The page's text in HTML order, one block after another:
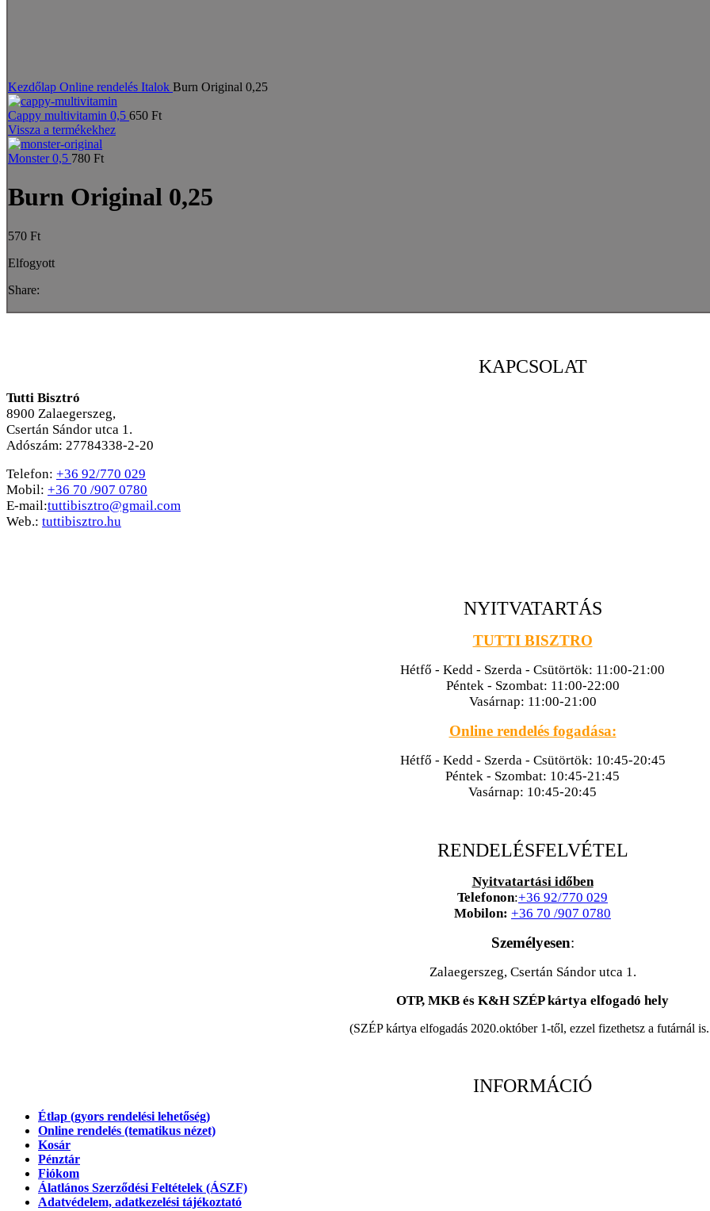
Kezdőlap Online rendelés Italok Burn Original 0,25
Cappy multivitamin 0,5 650 Ft
Vissza a termékekhez
Monster 0,5 780 Ft
Burn Original 0,25
570 Ft
Elfogyott
Share:
KAPCSOLAT
Tutti Bisztró
8900 Zalaegerszeg,
Csertán Sándor utca 1.
Adószám: 27784338-2-20
Telefon: +36 92/770 029
Mobil: +36 70 /907 0780
E-mail:tuttibisztro@gmail.com
Web.: tuttibisztro.hu
NYITVATARTÁS
TUTTI BISZTRO
Hétfő - Kedd - Szerda - Csütörtök: 11:00-21:00
Péntek - Szombat: 11:00-22:00
Vasárnap: 11:00-21:00
Online rendelés fogadása:
Hétfő - Kedd - Szerda - Csütörtök: 10:45-20:45
Péntek - Szombat: 10:45-21:45
Vasárnap: 10:45-20:45
RENDELÉSFELVÉTEL
Nyitvatartási időben
Telefonon:+36 92/770 029
Mobilon: +36 70 /907 0780
Személyesen:
Zalaegerszeg, Csertán Sándor utca 1.
OTP, MKB és K&H SZÉP kártya elfogadó hely
(SZÉP kártya elfogadás 2020.október 1-től, ezzel fizethetsz a futárnál
INFORMÁCIÓ
Étlap (gyors rendelési lehetőség)
Online rendelés (tematikus nézet)
Kosár
Pénztár
Fiókom
Álatlános Szerződési Feltételek (ÁSZF)
Adatvédelem, adatkezelési tájékoztató